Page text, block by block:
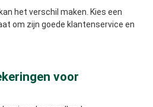
het verschil maken. Kies een
om zijn goede klantenservice en
voor